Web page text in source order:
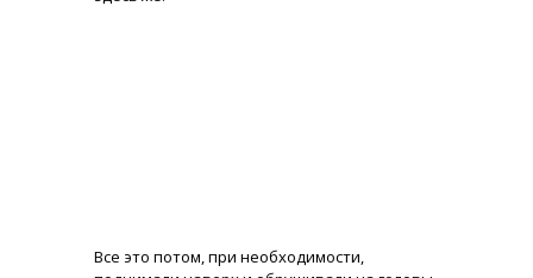
Все это потом, при необходимости,